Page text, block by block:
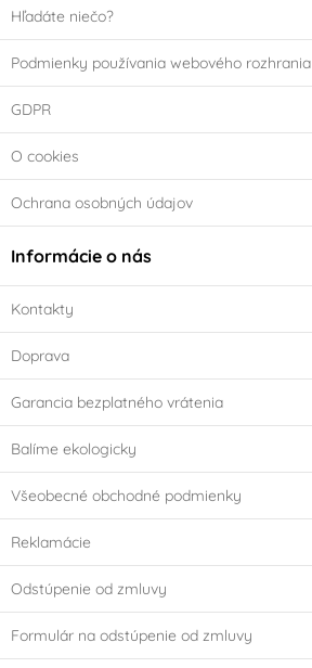
Hľadáte niečo?
Podmienky používania webového rozhrania
GDPR
O cookies
Ochrana osobných údajov
Informácie o nás
Kontakty
Doprava
Garancia bezplatného vrátenia
Balíme ekologicky
Všeobecné obchodné podmienky
Reklamácie
Odstúpenie od zmluvy
Formulár na odstúpenie od zmluvy